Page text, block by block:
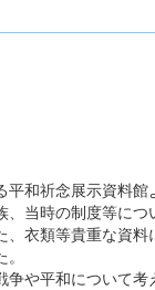
和祈念展示資料館
当時の制度等につ
衣類等貴重な資料
や平和について考